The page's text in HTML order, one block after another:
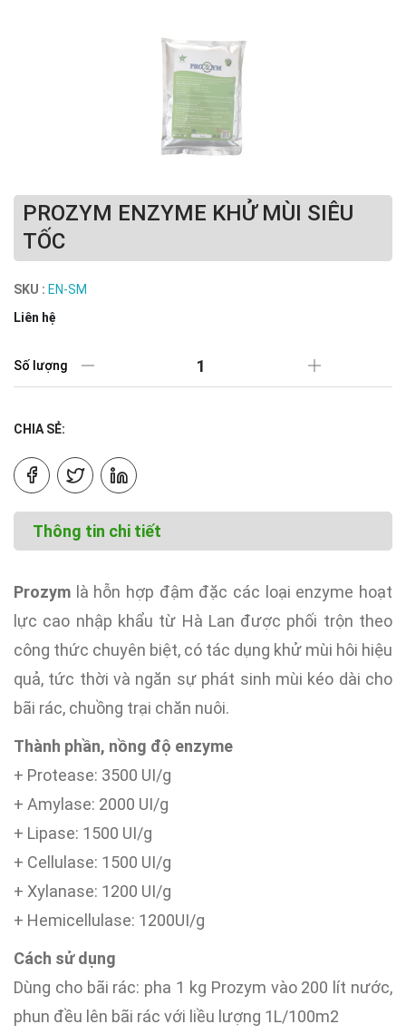
PROZYM ENZYME KHỬ MÙI SIÊU
TỐC
SKU : EN-SM
Liên hệ
Số lượng
CHIA SẺ:
Thông tin chi tiết
Prozym là hỗn hợp đậm đặc các loại enzyme hoạt
lực cao nhập khẩu từ Hà Lan được phối trộn theo
công thức chuyên biệt, có tác dụng khử mùi hôi hiệu
quả, tức thời và ngăn sự phát sinh mùi kéo dài cho
bãi rác, chuồng trại chăn nuôi.
Thành phần, nồng độ enzyme
+ Protease: 3500 UI/g
+ Amylase: 2000 UI/g
+ Lipase: 1500 UI/g
+ Cellulase: 1500 UI/g
+ Xylanase: 1200 UI/g
+ Hemicellulase: 1200UI/g
Cách sử dụng
Dùng cho bãi rác: pha 1 kg Prozym vào 200 lít nước,
phun đều lên bãi rác với liều lượng 1L/100m2